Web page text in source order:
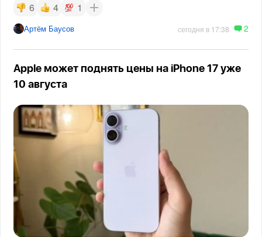
6 4 1
Артём Баусов сегодня в 17:38 2
Apple может поднять цены на iPhone 17 уже
10 августа